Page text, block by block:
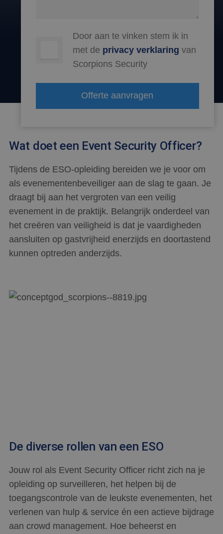
Door aan te vinken stem ik in
met de privacy verklaring van
Scorpions Security
Offerte aanvragen
Wat doet een Event Security Officer?
Tijdens de ESO-opleiding bereiden we je voor om
als evenementenbeveiliger aan de slag te gaan. Je
draagt bij aan het vergroten van een veilig
evenement in de praktijk. Belangrijk onderdeel van
het creëren van veiligheid is dat je vaardigheden
aansluiten op gastvrijheid enerzijds en doortastend
kunnen optreden anderzijds.
De diverse rollen van een ESO
Jouw rol als Event Security Officer richt zich na je
opleiding op surveilleren, het helpen bij de
toegangscontrole van de leukste evenementen, het
verlenen van hulp & service én een actieve bijdrage
aan crowd management. Hoe beheerst en